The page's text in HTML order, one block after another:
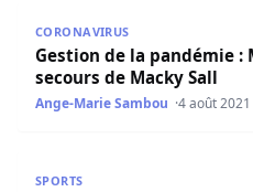
CORONAVIRUS
Gestion de la pandémie :
secours de Macky Sall
Ange-Marie Sambou 4 août 2021
SPORTS